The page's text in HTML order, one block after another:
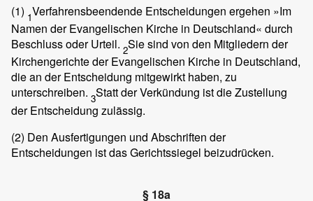
(1) 1Verfahrensbeendende Entscheidungen ergehen »Im
Namen der Evangelischen Kirche in Deutschland« durch
Beschluss oder Urteil. 2Sie sind von den Mitgliedern der
Kirchengerichte der Evangelischen Kirche in Deutschland,
die an der Entscheidung mitgewirkt haben, zu
unterschreiben. 3Statt der Verkündung ist die Zustellung
der Entscheidung zulässig.
(2) Den Ausfertigungen und Abschriften der
Entscheidungen ist das Gerichtssiegel beizudrücken.
§ 18a